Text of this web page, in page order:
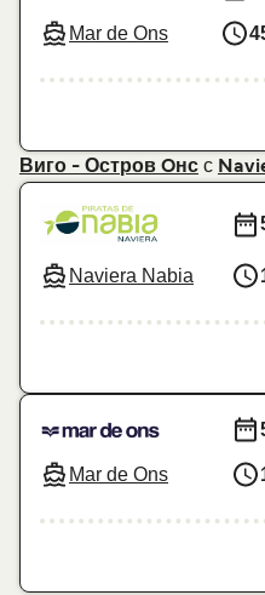
Mar de Ons
Виго - Остров Oнс с
Naviera Nabia
Mar de Ons